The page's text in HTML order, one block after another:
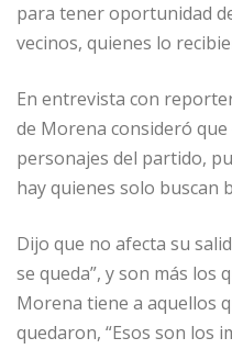
para tener oportunidad
vecinos, quienes lo
En entrevista con
de Morena consideró
personajes del partido,
hay quienes solo buscan
Dijo que no afecta su
se queda”, y son más los
Morena tiene a aquellos
quedaron, “Esos son los